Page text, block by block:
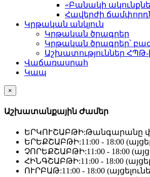
«Բանակի
Հավերժի
Կրթական անկյուն
Կրթական ծրագրեր
Կրթական ծրագրեր՝
Աշխատություններ ՀՊԹ-
Վաճառասրահ
Կապ
×
Աշխատանքային Ժամեր
ԵՐԿՈՒՇԱԲԹԻ:Թանգարանը
ԵՐԵՔՇԱԲԹԻ:11:00 - 18:00
ՉՈՐԵՔՇԱԲԹԻ:11:00 - 18:00
ՀԻՆԳՇԱԲԹԻ:11:00 - 18:00
ՈՒՐԲԱԹ:11:00 - 18:00